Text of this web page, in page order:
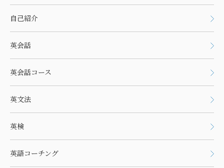
自己紹介
英会話
英会話コース
英文法
英検
英語コーチング